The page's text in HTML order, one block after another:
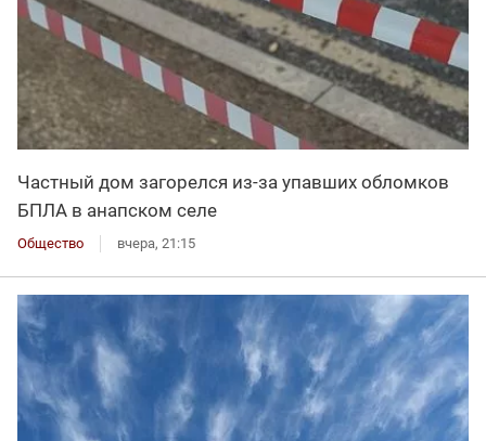
Частный дом загорелся из-за упавших обломков
БПЛА в анапском селе
Общество вчера, 21:15